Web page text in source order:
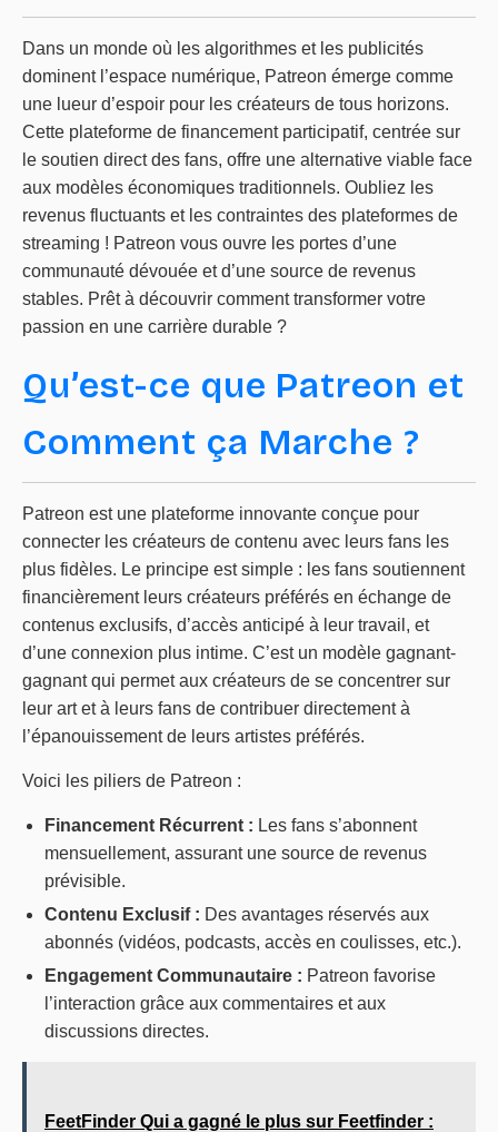
Dans un monde où les algorithmes et les publicités
dominent l’espace numérique, Patreon émerge comme
une lueur d’espoir pour les créateurs de tous horizons.
Cette plateforme de financement participatif, centrée sur
le soutien direct des fans, offre une alternative viable face
aux modèles économiques traditionnels. Oubliez les
revenus fluctuants et les contraintes des plateformes de
streaming ! Patreon vous ouvre les portes d’une
communauté dévouée et d’une source de revenus
stables. Prêt à découvrir comment transformer votre
passion en une carrière durable ?
Qu’est-ce que Patreon et
Comment ça Marche ?
Patreon est une plateforme innovante conçue pour
connecter les créateurs de contenu avec leurs fans les
plus fidèles. Le principe est simple : les fans soutiennent
financièrement leurs créateurs préférés en échange de
contenus exclusifs, d’accès anticipé à leur travail, et
d’une connexion plus intime. C’est un modèle gagnant-
gagnant qui permet aux créateurs de se concentrer sur
leur art et à leurs fans de contribuer directement à
l’épanouissement de leurs artistes préférés.
Voici les piliers de Patreon :
Financement Récurrent : Les fans s’abonnent
mensuellement, assurant une source de revenus
prévisible.
Contenu Exclusif : Des avantages réservés aux
abonnés (vidéos, podcasts, accès en coulisses, etc.).
Engagement Communautaire : Patreon favorise
l’interaction grâce aux commentaires et aux
discussions directes.
FeetFinder Qui a gagné le plus sur Feetfinder :